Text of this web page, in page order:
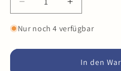
Verringere
die
Menge
Magic
Erhöhe
die
Menge
Magic
The
Nur noch 4 verfügbar
In den